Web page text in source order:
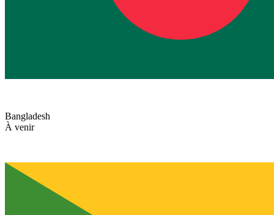
Bangladesh
À venir